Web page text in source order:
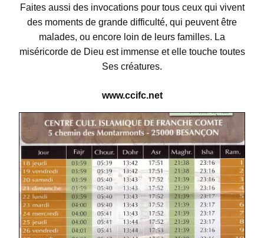
Faites aussi des invocations pour tous ceux qui vivent
des moments de grande difficulté, qui peuvent être
malades, ou encore loin de leurs familles. La
miséricorde de Dieu est immense et elle touche toutes
Ses créatures.
www.ccifc.net